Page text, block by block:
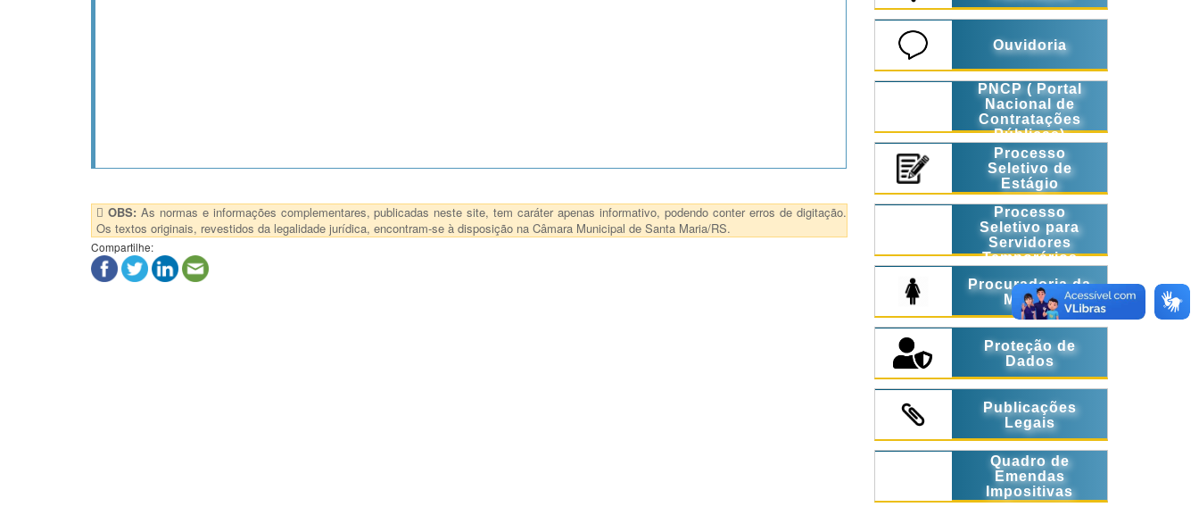
OBS: As normas e informações complementares, publicadas neste site, tem caráter apenas informativo, podendo conter erros de digitação.
Os textos originais, revestidos da legalidade jurídica, encontram-se à disposição na Câmara Municipal de Santa Maria/RS.
Compartilhe:
Ouvidoria
PNCP ( Portal
Nacional de
Contratações
Públicas)
Processo
Seletivo de
Estágio
Processo
Seletivo para
Servidores
Temporários
Procuradoria da
Mulher
Proteção de
Dados
Publicações
Legais
Quadro de
Emendas
Impositivas